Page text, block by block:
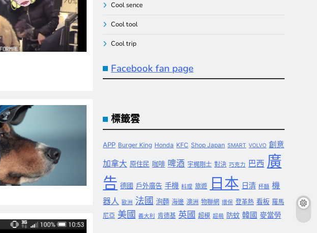
Cool sence
Cool tool
Cool trip
Facebook fan page
標籤雲
APP Burger King Honda KFC Shop Japan SMART VOLVO 創意
加拿大 原住民 咖啡 啤酒 宇梶剛士 對決 巧克力 巴西 廣
告 德國 戶外廣告 手機 料理 旅遊 日本 日清 杯麵 機
器人 歐洲 法國 泡麵 海邊 澳洲 物聯網 環保 登革熱 看板 羅馬
尼亞 美國 義大利 肯德基 英國 超模 超萌 防蚊 韓國 麥當勞